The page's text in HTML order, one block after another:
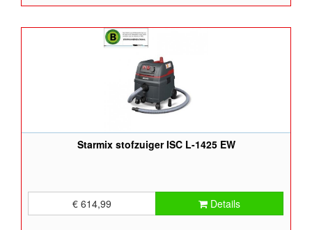
Starmix stofzuiger ISC L-1425 EW
€ 614,99 Details